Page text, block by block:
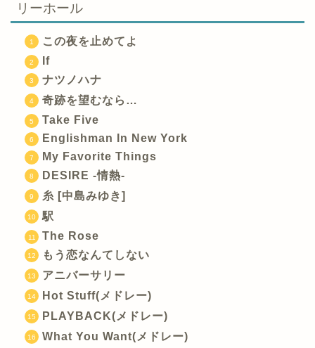
リーホール
この夜を止めてよ
If
ナツノハナ
奇跡を望むなら…
Take Five
Englishman In New York
My Favorite Things
DESIRE -情熱-
糸 [中島みゆき]
駅
The Rose
もう恋なんてしない
アニバーサリー
Hot Stuff(メドレー)
PLAYBACK(メドレー)
What You Want(メドレー)